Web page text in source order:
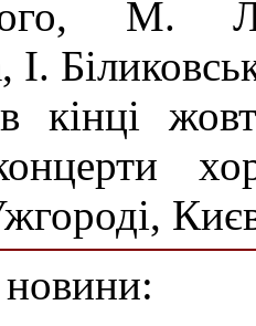
І.
кінці
новини: